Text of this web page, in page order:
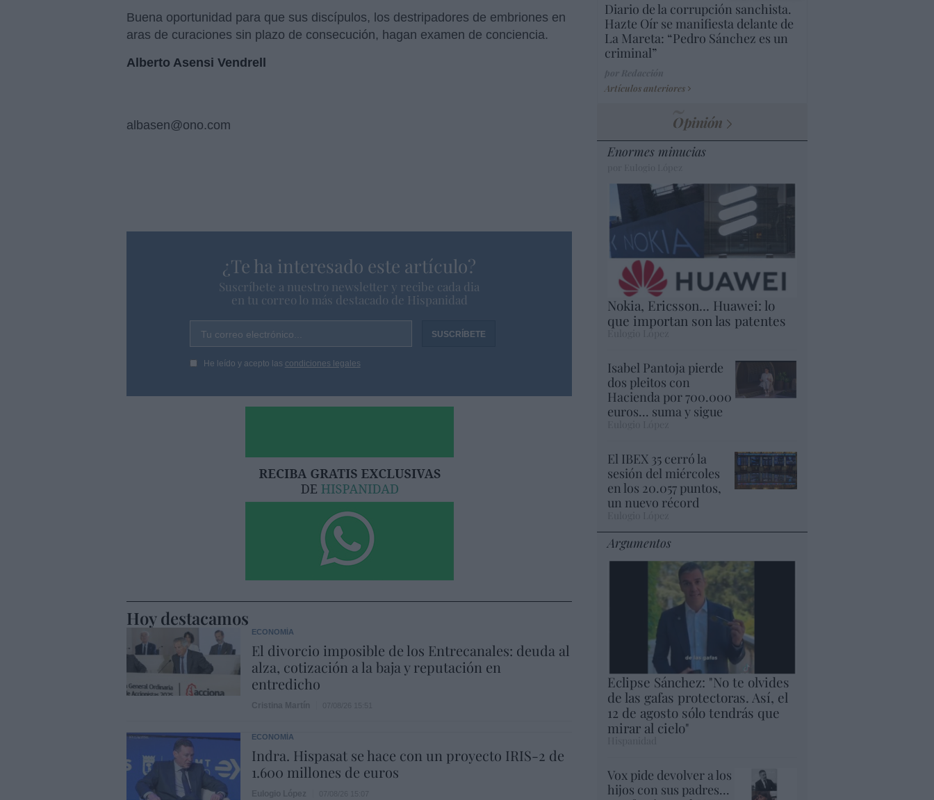
Buena oportunidad para que sus discípulos, los destripadores de embriones en
aras de curaciones sin plazo de consecución, hagan examen de conciencia.
Alberto Asensi Vendrell
albasen@ono.com
¿Te ha interesado este artículo?
Suscríbete a nuestro newsletter y recibe cada dia
en tu correo lo más destacado de Hispanidad
Tu correo electrónico...
He leído y acepto las condiciones legales
Hoy destacamos
ECONOMÍA
El divorcio imposible de los Entrecanales: deuda al
alza, cotización a la baja y reputación en
entredicho
ECONOMÍA
Indra. Hispasat se hace con un proyecto IRIS-2 de
1.600 millones de euros
Diario de la corrupción sanchista.
Hazte Oír se manifiesta delante de
La Mareta: “Pedro Sánchez es un
criminal”
Artículos anteriores
Opinión
Enormes minucias
Nokia, Ericsson... Huawei: lo
que importan son las patentes
Eulogio López
Isabel Pantoja pierde
dos pleitos con
Hacienda por 700.000
euros... suma y sigue
El IBEX 35 cerró la
sesión del miércoles
en los 20.057 puntos,
un nuevo récord
Argumentos
Eclipse Sánchez: "No te olvides
de las gafas protectoras. Así, el
12 de agosto sólo tendrás que
mirar al cielo"
Vox pide devolver a los
hijos con sus padres...